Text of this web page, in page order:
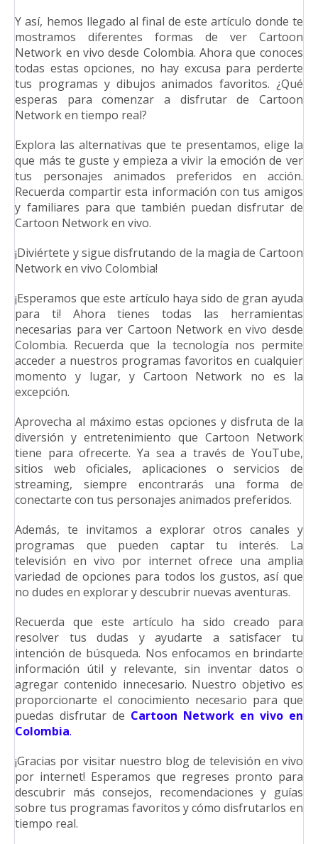
Y así, hemos llegado al final de este artículo donde te
mostramos diferentes formas de ver Cartoon
Network en vivo desde Colombia. Ahora que conoces
todas estas opciones, no hay excusa para perderte
tus programas y dibujos animados favoritos. ¿Qué
esperas para comenzar a disfrutar de Cartoon
Network en tiempo real?
Explora las alternativas que te presentamos, elige la
que más te guste y empieza a vivir la emoción de ver
tus personajes animados preferidos en acción.
Recuerda compartir esta información con tus amigos
y familiares para que también puedan disfrutar de
Cartoon Network en vivo.
¡Diviértete y sigue disfrutando de la magia de Cartoon
Network en vivo Colombia!
¡Esperamos que este artículo haya sido de gran ayuda
para ti! Ahora tienes todas las herramientas
necesarias para ver Cartoon Network en vivo desde
Colombia. Recuerda que la tecnología nos permite
acceder a nuestros programas favoritos en cualquier
momento y lugar, y Cartoon Network no es la
excepción.
Aprovecha al máximo estas opciones y disfruta de la
diversión y entretenimiento que Cartoon Network
tiene para ofrecerte. Ya sea a través de YouTube,
sitios web oficiales, aplicaciones o servicios de
streaming, siempre encontrarás una forma de
conectarte con tus personajes animados preferidos.
Además, te invitamos a explorar otros canales y
programas que pueden captar tu interés. La
televisión en vivo por internet ofrece una amplia
variedad de opciones para todos los gustos, así que
no dudes en explorar y descubrir nuevas aventuras.
Recuerda que este artículo ha sido creado para
resolver tus dudas y ayudarte a satisfacer tu
intención de búsqueda. Nos enfocamos en brindarte
información útil y relevante, sin inventar datos o
agregar contenido innecesario. Nuestro objetivo es
proporcionarte el conocimiento necesario para que
puedas disfrutar de Cartoon Network en vivo en
Colombia.
¡Gracias por visitar nuestro blog de televisión en vivo
por internet! Esperamos que regreses pronto para
descubrir más consejos, recomendaciones y guías
sobre tus programas favoritos y cómo disfrutarlos en
tiempo real.